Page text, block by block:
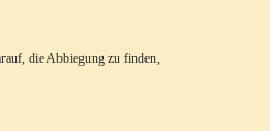
die Abbiegung zu finden,